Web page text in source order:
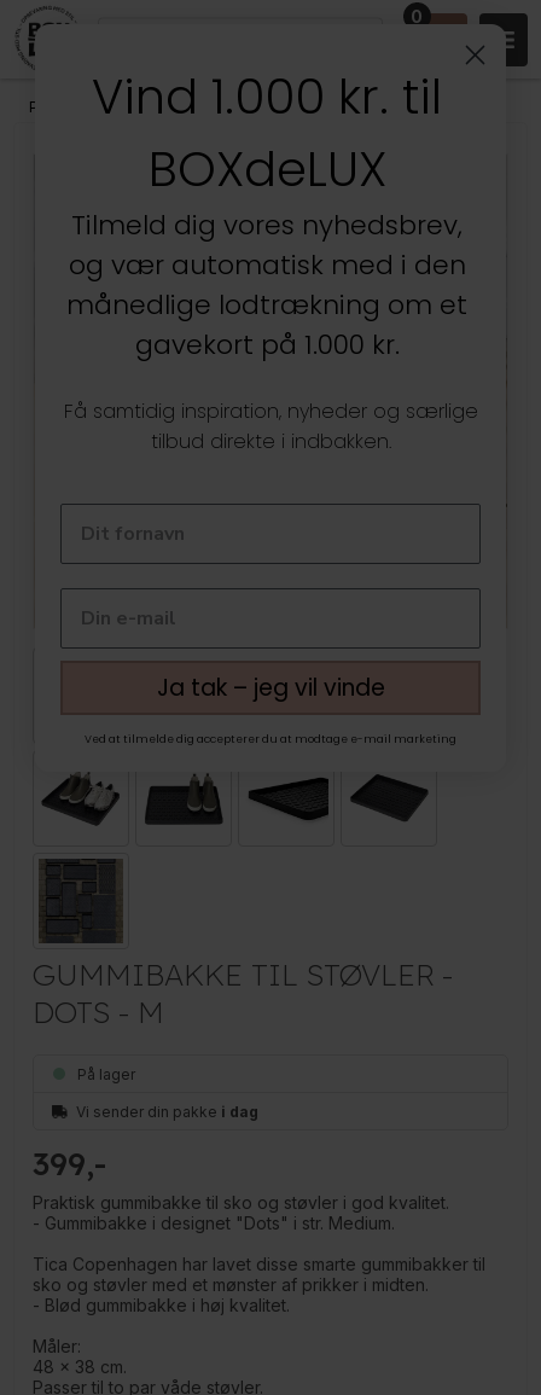
0
Produkter /Entréen/Dørmåtter/Gummibakker til Støvler
GUMMIBAKKE TIL STØVLER -
DOTS - M
På lager
Vi sender din pakke i dag
399
Praktisk gummibakke til sko og støvler i god kvalitet.
- Gummibakke i designet "Dots" i str. Medium.
Tica Copenhagen har lavet disse smarte gummibakker til
sko og støvler med et mønster af prikker i midten.
- Blød gummibakke i høj kvalitet.
Måler:
48 x 38 cm.
Passer til to par våde støvler.
Vind 1.000 kr. til
BOXdeLUX
Tilmeld dig vores nyhedsbrev,
og vær automatisk med i den
månedlige lodtrækning om et
gavekort på 1.000 kr.
Få samtidig inspiration, nyheder og særlige
tilbud direkte i indbakken.
Ja tak – jeg vil vinde
Ved at tilmelde dig accepterer du at modtage e-mail marketing